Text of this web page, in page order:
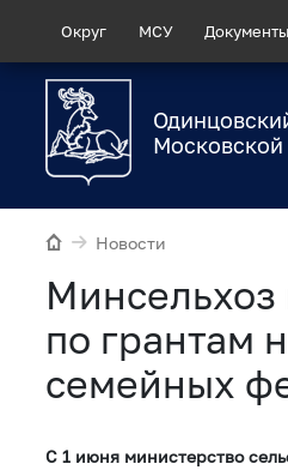
Округ МСУ Документы
Московской
Новости
Минсельхоз
по грантам
семейных
С 1 июня министерство